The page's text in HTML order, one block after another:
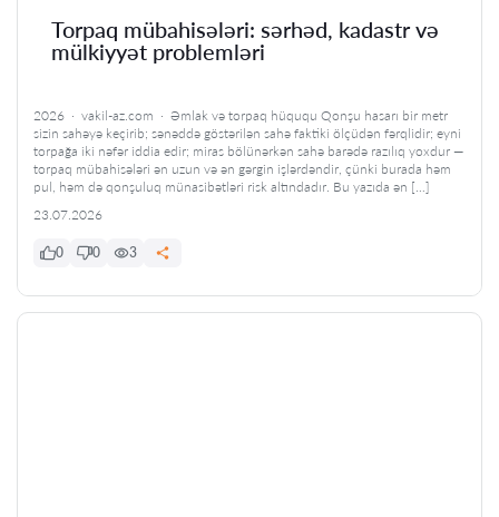
Torpaq mübahisələri: sərhəd, kadastr və
mülkiyyət problemləri
2026 · vakil-az.com · Əmlak və torpaq hüququ Qonşu hasarı bir metr
sizin sahəyə keçirib; sənəddə göstərilən sahə faktiki ölçüdən fərqlidir; eyni
torpağa iki nəfər iddia edir; miras bölünərkən sahə barədə razılıq yoxdur —
torpaq mübahisələri ən uzun və ən gərgin işlərdəndir, çünki burada həm
pul, həm də qonşuluq münasibətləri risk altındadır. Bu yazıda ən […]
23.07.2026
0 0 3